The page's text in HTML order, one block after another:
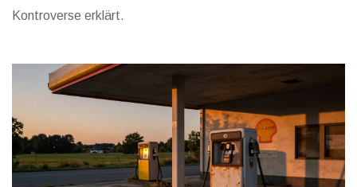
Kontroverse erklärt.